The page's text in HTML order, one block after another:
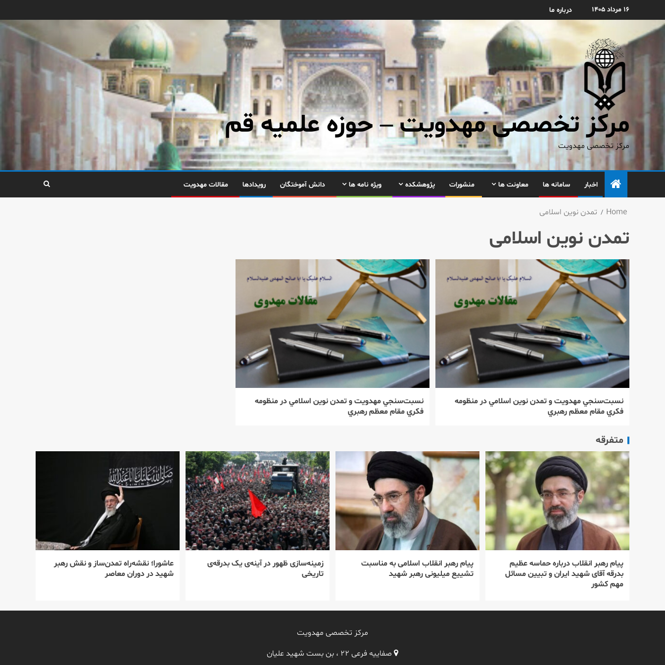
۱۶ مرداد ۱۴۰۵ درباره ما
مرکز تخصصی مهدویت – حوزه علمیه قم
مرکز تخصصی مهدویت
اخبار سامانه ها معاونت ها منشورات پژوهشکده ویژه نامه ها دانش آموختگان رویدادها مقالات مهدویت
Home تمدن نوین اسلامی
تمدن نوین اسلامی
نسبت‌‌سنجي مهدويت و تمدن نوين اسلامي در منظومه
فكري مقام معظم رهبري
نسبت‌‌سنجي مهدويت و تمدن نوين اسلامي در منظومه
فكري مقام معظم رهبري
متفرقه
پیام رهبر انقلاب درباره حماسه عظیم
بدرقه آقای شهید ایران و تبیین مسائل
مهم کشور
پیام رهبر انقلاب اسلامی به مناسبت
تشییع میلیونی رهبر شهید
زمینه‌سازی ظهور در آینه‌ی یک بدرقه‌ی
تاریخی
عاشورا؛ نقشه‌راه تمدن‌ساز و نقش رهبر
شهید در دوران معاصر
مرکز تخصصی مهدویت
صفاییه فرعی ۲۲ ، بن بست شهید علیان